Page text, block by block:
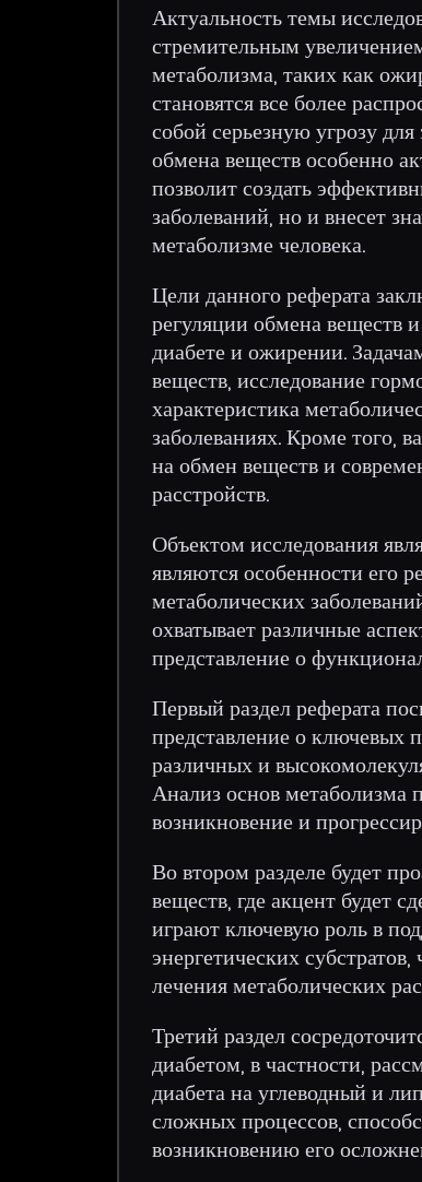
Актуальность темы
стремительным
метаболизма, таких как
становятся все более
собой серьезную угрозу
обмена веществ особенно
позволит создать
заболеваний, но и внесет
метаболизме человека.
Цели данного реферата
регуляции обмена веществ
диабете и ожирении.
веществ, исследование
характеристика
заболеваниях. Кроме того,
на обмен веществ и
расстройств.
Объектом исследования
являются особенности его
метаболических
охватывает различные
представление о
Первый раздел реферата
представление о ключевых
различных и
Анализ основ
возникновение и
Во втором разделе будет
веществ, где акцент будет
играют ключевую роль в
энергетических
лечения метаболических
Третий раздел
диабетом, в частности,
диабета на углеводный и
сложных процессов,
возникновению его